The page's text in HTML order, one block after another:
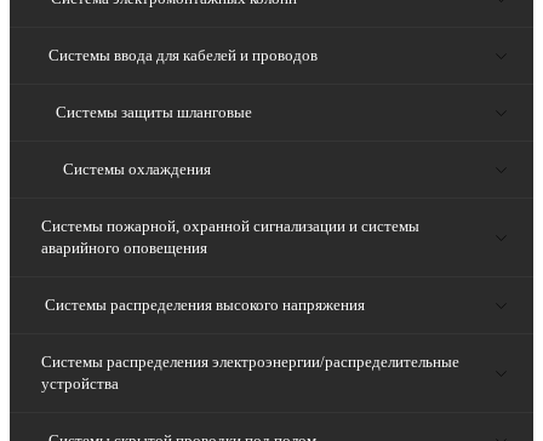
Системы ввода для кабелей и проводов
Системы защиты шланговые
Системы охлаждения
Системы пожарной, охранной сигнализации и системы
аварийного оповещения
Системы распределения высокого напряжения
Системы распределения электроэнергии/распределительные
устройства